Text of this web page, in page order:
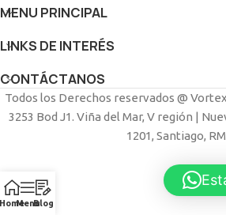
MENU PRINCIPAL
LINKS DE INTERÉS
CONTÁCTANOS
Todos los Derechos reservados @
3253 Bod J1. Viña del Mar, V región |
1201, Santiago,
HomeMenuBlog